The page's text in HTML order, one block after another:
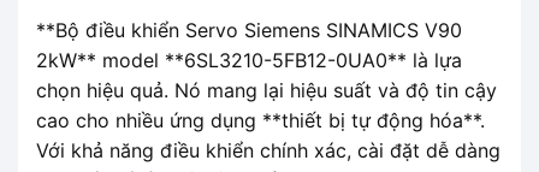
**Bộ điều khiển Servo Siemens SINAMICS V90
2kW** model **6SL3210-5FB12-0UA0** là lựa
chọn hiệu quả. Nó mang lại hiệu suất và độ tin cậy
cao cho nhiều ứng dụng **thiết bị tự động hóa**.
Với khả năng điều khiển chính xác, cài đặt dễ dàng